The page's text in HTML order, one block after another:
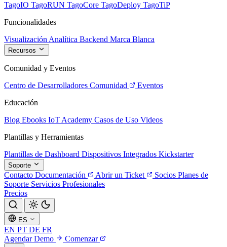
TagoIO TagoRUN TagoCore TagoDeploy TagoTiP
Funcionalidades
Visualización Analítica Backend Marca Blanca
Recursos
Comunidad y Eventos
Centro de Desarrolladores Comunidad
Eventos
Educación
Blog Ebooks IoT Academy Casos de Uso Videos
Plantillas y Herramientas
Plantillas de Dashboard Dispositivos Integrados Kickstarter
Soporte
Contacto Documentación Abrir un Ticket Socios Planes de
Soporte Servicios Profesionales
Precios
ES
EN PT DE FR
Agendar Demo
Comenzar